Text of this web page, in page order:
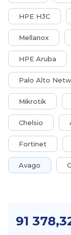
HPE H3C
Mellanox
HPE Aruba
Palo Alto
Mikrotik
Chelsio
Fortinet
Avago
91